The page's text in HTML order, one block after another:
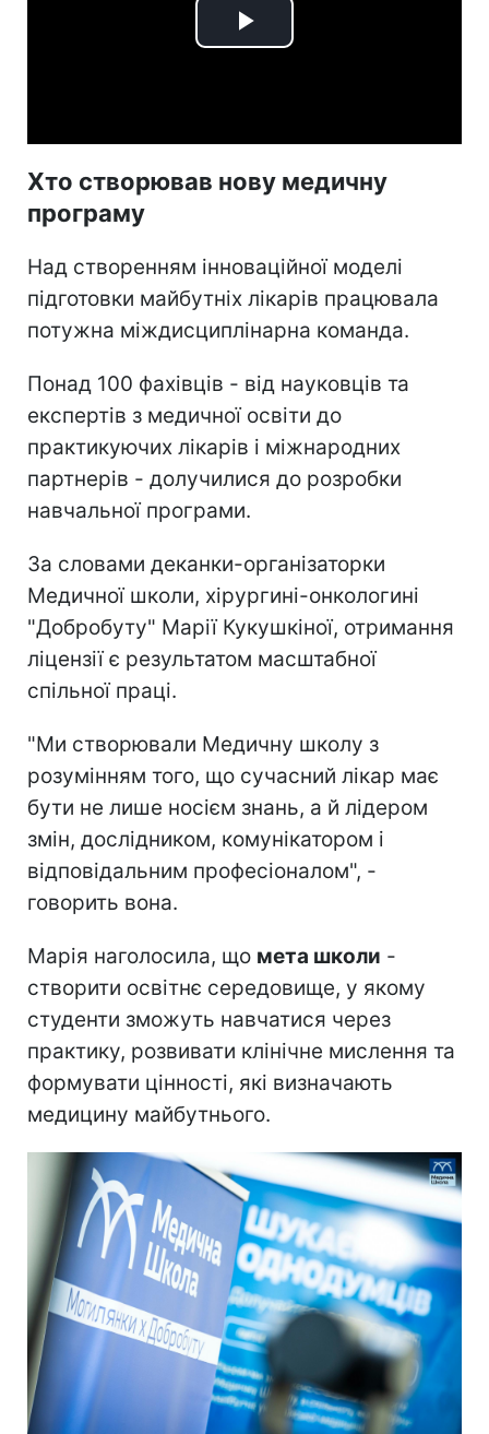
Play
Хто створював нову медичну
програму
Над створенням інноваційної моделі
підготовки майбутніх лікарів працювала
потужна міждисциплінарна команда.
Понад 100 фахівців - від науковців та
експертів з медичної освіти до
практикуючих лікарів і міжнародних
партнерів - долучилися до розробки
навчальної програми.
За словами деканки-організаторки
Медичної школи, хірургині-онкологині
"Добробуту" Марії Кукушкіної, отримання
ліцензії є результатом масштабної
спільної праці.
"Ми створювали Медичну школу з
розумінням того, що сучасний лікар має
бути не лише носієм знань, а й лідером
змін, дослідником, комунікатором і
відповідальним професіоналом", -
говорить вона.
Марія наголосила, що мета школи -
створити освітнє середовище, у якому
студенти зможуть навчатися через
практику, розвивати клінічне мислення та
формувати цінності, які визначають
медицину майбутнього.